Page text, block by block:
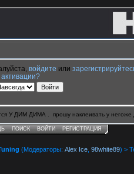
войдите или
У ДИМ ДИМА . прошу наклеивать у негоже
ПОИСК ВОЙТИ РЕГИСТРАЦИЯ
(Модераторы: Alex Ice 98white89) >